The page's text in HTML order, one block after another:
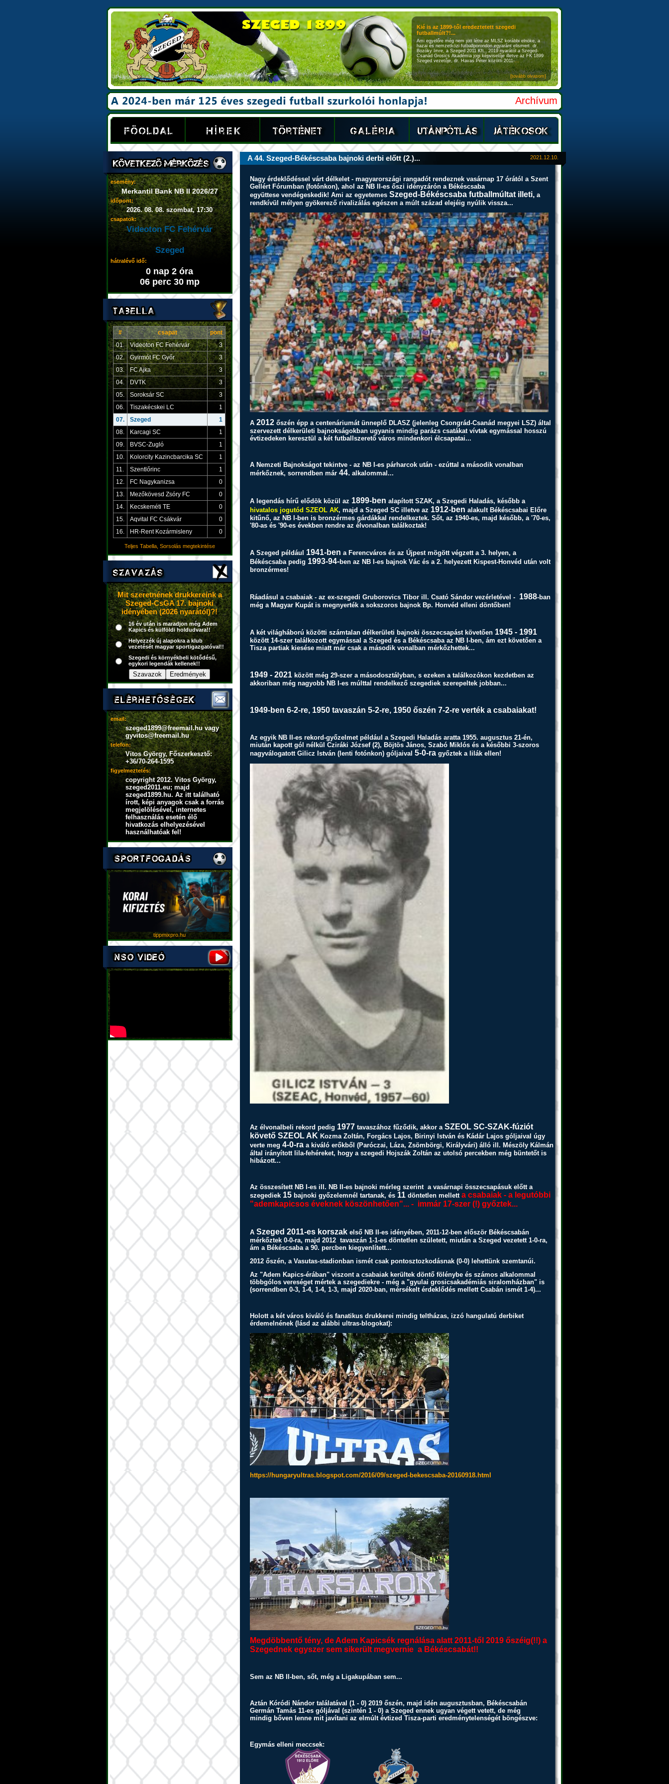
Kié is az 1899-től eredeztetett szegedi
futballmúlt?!...
Ami egyelőre még nem jött létre az MLSZ korábbi elnöke, a
hazai és nemzetközi futballporondon egyaránt elismert dr.
Bozóky Imre, a Szeged 2011 Kft., 2019 nyarától a Szeged-
Csanád Grosics Akadémia jogi képviselője illetve az FK 1899
Szeged vezetője, dr. Havas Péter közötti 2011-...
{tovább olvasom}
Archívum
esemény:
Merkantil Bank NB II 2026/27
időpont:
2026. 08. 08. szombat, 17:30
csapatok:
Videoton FC Fehérvár
x
Szeged
hátralévő idő:
0 nap 2 óra
06 perc 29 mp
# csapat
pont
01.
Videoton FC Fehérvár
3
02.
Gyirmót FC Győr
3
03.
FC Ajka
3
04.
DVTK
3
05.
Soroksár SC
3
06.
Tiszakécskei LC
1
07.
Szeged
1
08.
Karcagi SC
1
09.
BVSC-Zugló
1
10.
Kolorcity Kazincbarcika SC
1
11.
Szentlőrinc
1
12.
FC Nagykanizsa
0
13.
Mezőkövesd Zsóry FC
0
14.
Kecskeméti TE
0
15.
Aqvital FC Csákvár
0
16.
HR-Rent Kozármisleny 0
Teljes Tabella, Sorsolás megtekintése
Mit szeretnének drukkereink a
Szeged-CsGA 17. bajnoki
idényében (2026 nyarától)?!
16 év után is maradjon még Adem
Kapics és külföldi holdudvara!!
Helyezzék új alapokra a klub
vezetését magyar sportigazgatóval!!
Szegedi és környékbeli kötődésű,
egykori legendák kellenek!!
email:
szeged1899@freemail.hu vagy
gyvitos@freemail.hu
telefon:
Vitos György, Főszerkesztő:
+36/70-264-1595
figyelmeztetés:
copyright 2012. Vitos György,
szeged2011.eu; majd
szeged1899.hu. Az itt található
írott, képi anyagok csak a forrás
megjelölésével, internetes
felhasználás esetén élő
hivatkozás elhelyezésével
használhatóak fel!
tippmixpro.hu
A 44. Szeged-Békéscsaba bajnoki derbi előtt (2.)... 2021.12.10.
Nagy érdeklődéssel várt délkelet - magyarországi rangadót rendeznek vasárnap 17 órától a Szent
Gellért Fórumban (fotónkon), ahol az NB II-es őszi idényzárón a Békéscsaba
együttese vendégeskedik! Ami az egyetemes Szeged-Békéscsaba futballmúltat illeti, a
rendkívül mélyen gyökerező rivalizálás egészen a múlt század elejéig nyúlik vissza...
A 2012 őszén épp a centenáriumát ünneplő DLASZ (jelenleg Csongrád-Csanád megyei LSZ) által
szervezett délkerületi bajnokságokban ugyanis mindig parázs csatákat vívtak egymással hosszú
évtizedeken keresztül a két futballszerető város mindenkori élcsapatai...
A Nemzeti Bajnokságot tekintve - az NB I-es párharcok után - ezúttal a második vonalban
mérkőznek, sorrendben már 44. alkalommal...
A legendás hírű elődök közül az 1899-ben alapított SZAK, a Szegedi Haladás, később a
hivatalos jogutód SZEOL AK, majd a Szeged SC illetve az 1912-ben alakult Békéscsabai Előre
kitűnő, az NB I-ben is bronzérmes gárdákkal rendelkeztek. Sőt, az 1940-es, majd később, a '70-es,
'80-as és '90-es években rendre az élvonalban találkoztak!
A Szeged például 1941-ben a Ferencváros és az Újpest mögött végzett a 3. helyen, a
Békéscsaba pedig 1993-94-ben az NB I-es bajnok Vác és a 2. helyezett Kispest-Honvéd után volt
bronzérmes!
Ráadásul a csabaiak - az ex-szegedi Gruborovics Tibor ill. Csató Sándor vezérletével - 1988-ban
még a Magyar Kupát is megnyerték a sokszoros bajnok Bp. Honvéd elleni döntőben!
A két világháború közötti számtalan délkerületi bajnoki összecsapást követően 1945 - 1991
között 14-szer találkozott egymással a Szeged és a Békéscsaba az NB I-ben, ám ezt követően a
Tisza partiak kiesése miatt már csak a második vonalban mérkőzhettek...
1949 - 2021 között még 29-szer a másodosztályban, s ezeken a találkozókon kezdetben az
akkoriban még nagyobb NB I-es múlttal rendelkező szegediek szerepeltek jobban...
1949-ben 6-2-re, 1950 tavaszán 5-2-re, 1950 őszén 7-2-re verték a csabaiakat!
Az egyik NB II-es rekord-győzelmet például a Szegedi Haladás aratta 1955. augusztus 21-én,
miután kapott gól nélkül Cziráki József (2), Böjtös János, Szabó Miklós és a későbbi 3-szoros
nagyválogatott Gilicz István (lenti fotónkon) góljaival 5-0-ra győztek a lilák ellen!
Az élvonalbeli rekord pedig 1977 tavaszához fűződik, akkor a SZEOL SC-SZAK-fúziót
követő SZEOL AK Kozma Zoltán, Forgács Lajos, Birinyi István és Kádár Lajos góljaival úgy
verte meg 4-0-ra a kiváló erőkből (Paróczai, Láza, Zsömbörgi, Királyvári) álló ill. Mészöly Kálmán
által irányított lila-fehéreket, hogy a szegedi Hojszák Zoltán az utolsó percekben még büntetőt is
hibázott...
Az összesített NB I-es ill. NB II-es bajnoki mérleg szerint a vasárnapi összecsapásuk előtt a
szegediek 15 bajnoki győzelemnél tartanak, és 11 döntetlen mellett a csabaiak - a legutóbbi
"ademkapicsos éveknek köszönhetően"... - immár 17-szer (!) győztek...
A Szeged 2011-es korszak első NB II-es idényében, 2011-12-ben először Békéscsabán
mérkőztek 0-0-ra, majd 2012 tavaszán 1-1-es döntetlen született, miután a Szeged vezetett 1-0-ra,
ám a Békéscsaba a 90. percben kiegyenlített...
2012 őszén, a Vasutas-stadionban ismét csak pontosztozkodásnak (0-0) lehettünk szemtanúi.
Az "Adem Kapics-érában" viszont a csabaiak kerültek döntő fölénybe és számos alkalommal
többgólos vereséget mértek a szegediekre - még a "gyulai grosicsakadémiás siralomházban" is
(sorrendben 0-3, 1-4, 1-4, 1-3, majd 2020-ban, mérsékelt érdeklődés mellett Csabán ismét 1-4)...
Holott a két város kiváló és fanatikus drukkerei mindig teltházas, izzó hangulatú derbiket
érdemelnének (lásd az alábbi ultras-blogokat):
https://hungaryultras.blogspot.com/2016/09/szeged-bekescsaba-20160918.html
Megdöbbentő tény, de Adem Kapicsék regnálása alatt 2011-től 2019 őszéig(!!) a
Szegednek egyszer sem sikerült megvernie a Békéscsabát!!
Sem az NB II-ben, sőt, még a Ligakupában sem...
Aztán Kóródi Nándor találatával (1 - 0) 2019 őszén, majd idén augusztusban, Békéscsabán
Germán Tamás 11-es góljával (szintén 1 - 0) a Szeged ennek ugyan végett vetett, de még
mindig bőven lenne mit javítani az elmúlt évtized Tisza-parti eredménytelenségét böngészve:
Egymás elleni meccsek: